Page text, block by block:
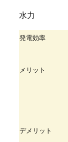
水力
発電効率
メリット
デメリット